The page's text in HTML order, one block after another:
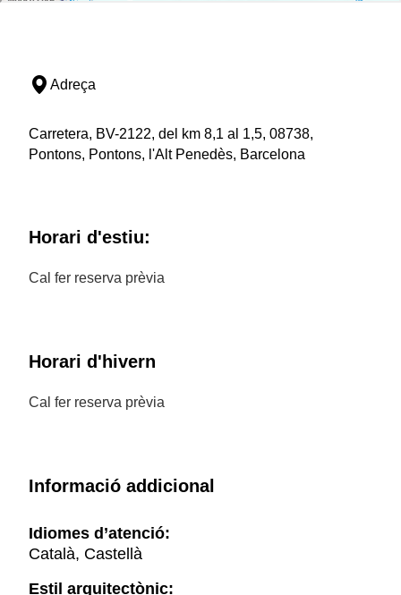
Adreça
Carretera, BV-2122, del km 8,1 al 1,5, 08738,
Pontons, Pontons, l'Alt Penedès, Barcelona
Horari d'estiu:
Cal fer reserva prèvia
Horari d'hivern
Cal fer reserva prèvia
Informació addicional
Idiomes d’atenció:
Català, Castellà
Estil arquitectònic: